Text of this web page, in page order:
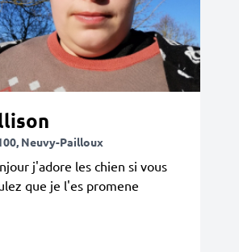
Neuvy-Pailloux
j'adore les chien si vous
que je l'es promene